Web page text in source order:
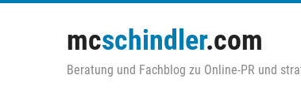
mcschindler.com
Beratung und Fachblog zu Online-PR und